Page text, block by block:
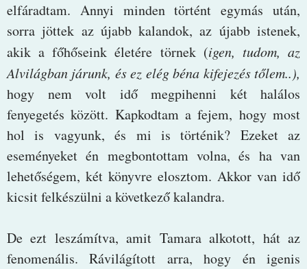
elfáradtam. Annyi minden történt egymás után,
sorra jöttek az újabb kalandok, az újabb istenek,
akik a főhőseink életére törnek (igen, tudom, az
Alvilágban járunk, és ez elég béna kifejezés tőlem..),
hogy nem volt idő megpihenni két halálos
fenyegetés között. Kapkodtam a fejem, hogy most
hol is vagyunk, és mi is történik? Ezeket az
eseményeket én megbontottam volna, és ha van
lehetőségem, két könyvre elosztom. Akkor van idő
kicsit felkészülni a következő kalandra.
De ezt leszámítva, amit Tamara alkotott, hát az
fenomenális. Rávilágított arra, hogy én igenis